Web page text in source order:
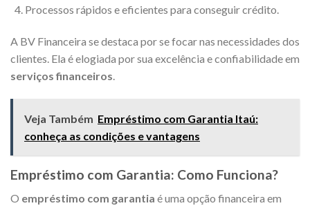
Processos rápidos e eficientes para conseguir crédito.
A BV Financeira se destaca por se focar nas necessidades dos
clientes. Ela é elogiada por sua excelência e confiabilidade em
serviços financeiros.
Veja Também Empréstimo com Garantia Itaú:
conheça as condições e vantagens
Empréstimo com Garantia: Como Funciona?
O empréstimo com garantia é uma opção financeira em